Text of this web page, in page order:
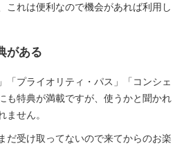
これは便利なので機会があれば利用し
がある
「プライオリティ・パス」「コンシェ
も特典が満載ですが、使うかと聞かれ
ません。
だ受け取ってないので来てからのお楽